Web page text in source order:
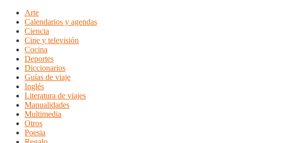
Arte
Calendarios y agendas
Ciencia
Cine y televisión
Cocina
Deportes
Diccionarios
Guías de viaje
Inglés
Literatura de viajes
Manualidades
Multimedia
Otros
Poesia